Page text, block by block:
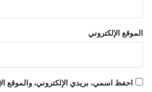
الموقع الإلكتروني
احفظ اسمي، بريدي الإلكتروني، والموقع